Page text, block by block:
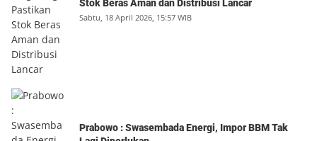
Stok Beras Aman dan Distribusi Lancar
Sabtu, 18 April 2026, 15:57 WIB
Prabowo : Swasembada Energi, Impor BBM Tak